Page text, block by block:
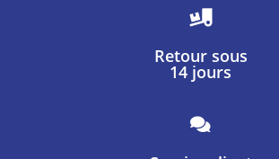

Retour sous
14 jours
